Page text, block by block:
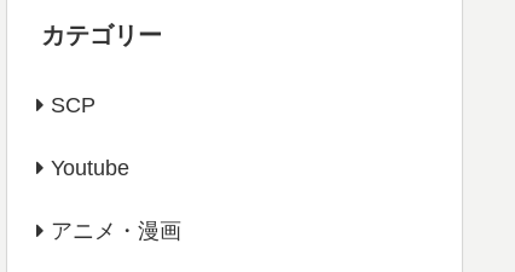
カテゴリー
SCP
Youtube
アニメ・漫画